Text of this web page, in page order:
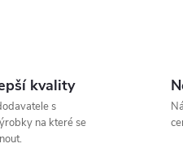
kvality
s
na které se